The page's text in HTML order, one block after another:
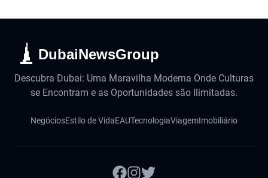
DubaiNewsGroup
Descubra Dubai: Uma Maravilha Moderna Onde Culturas
se Encontram e as Oportunidades são Ilimitadas.
NegóciosEstilo de VidaEAUTecnologiaViagemImobiliário